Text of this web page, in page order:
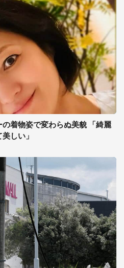
着物姿で変わらぬ美貌 「綺麗
しい」